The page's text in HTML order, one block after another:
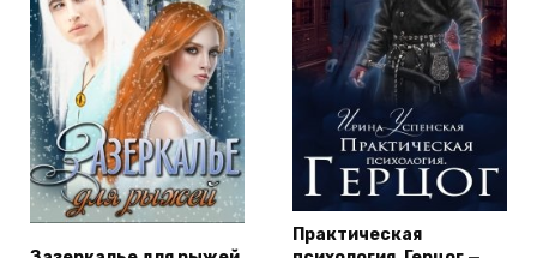
Практическая